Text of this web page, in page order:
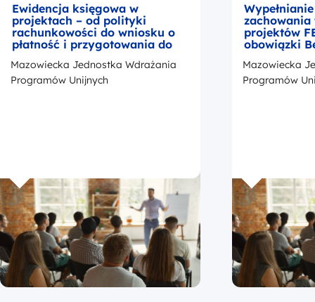
Ewidencja księgowa w
projektach – od polityki
rachunkowości do wniosku o
płatność i przygotowania do
kontroli
Mazowiecka Jednostka Wdrażania
Programów Unijnych
zachowania
projektów
obowiązki
okresie
z
promocji
Mazowiecka
Programów